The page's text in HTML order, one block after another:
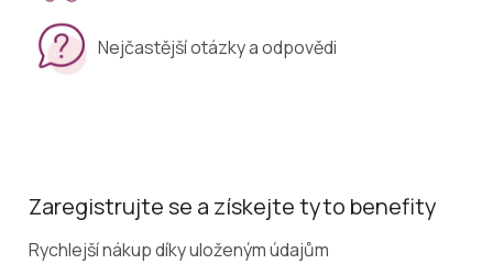
Nejčastější otázky a odpovědi
Zaregistrujte se a získejte tyto benefity
Rychlejší nákup díky uloženým údajům